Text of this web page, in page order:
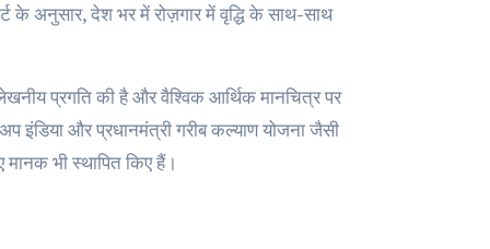
के अनुसार, देश भर में रोज़गार में वृद्धि के साथ-साथ
प्रगति की है और वैश्विक आर्थिक मानचित्र पर
इंडिया और प्रधानमंत्री गरीब कल्याण योजना जैसी
भी स्थापित किए हैं।